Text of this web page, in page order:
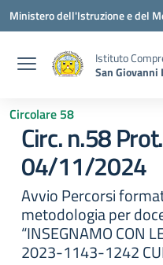
Vai ai contenuti
Vai al menu di navigazione
Vai al footer
Ministero dell'Istruzione e del
Istituto
San Giovanni
Circolare 58
Circ. n.58
04/11/2024
Avvio Percorsi
metodologia per
“INSEGNAMO CON
2023-1143-1242